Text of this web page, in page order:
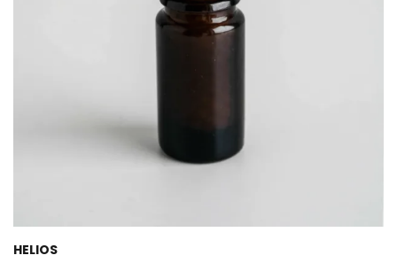
HELIOS